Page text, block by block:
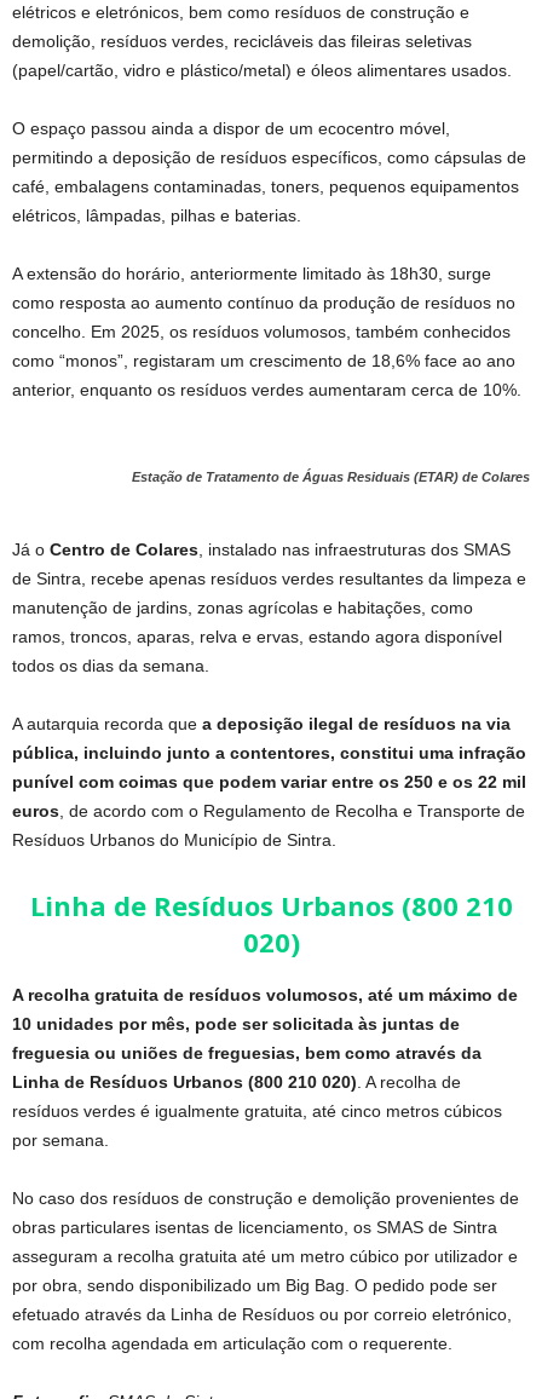
elétricos e eletrónicos, bem como resíduos de construção e
demolição, resíduos verdes, recicláveis das fileiras seletivas
(papel/cartão, vidro e plástico/metal) e óleos alimentares usados.
O espaço passou ainda a dispor de um ecocentro móvel,
permitindo a deposição de resíduos específicos, como cápsulas de
café, embalagens contaminadas, toners, pequenos equipamentos
elétricos, lâmpadas, pilhas e baterias.
A extensão do horário, anteriormente limitado às 18h30, surge
como resposta ao aumento contínuo da produção de resíduos no
concelho. Em 2025, os resíduos volumosos, também conhecidos
como “monos”, registaram um crescimento de 18,6% face ao ano
anterior, enquanto os resíduos verdes aumentaram cerca de 10%.
Estação de Tratamento de Águas Residuais (ETAR) de Colares
Já o Centro de Colares , instalado nas infraestruturas dos SMAS
de Sintra, recebe apenas resíduos verdes resultantes da limpeza e
manutenção de jardins, zonas agrícolas e habitações, como
ramos, troncos, aparas, relva e ervas, estando agora disponível
todos os dias da semana.
A autarquia recorda que a deposição ilegal de resíduos na via
pública, incluindo junto a contentores, constitui uma infração
punível com coimas que podem variar entre os 250 e os 22 mil
euros , de acordo com o Regulamento de Recolha e Transporte de
Resíduos Urbanos do Município de Sintra.
Linha de Resíduos Urbanos (800 210
020)
A recolha gratuita de resíduos volumosos, até um máximo de
10 unidades por mês, pode ser solicitada às juntas de
freguesia ou uniões de freguesias, bem como através da
Linha de Resíduos Urbanos (800 210 020) . A recolha de
resíduos verdes é igualmente gratuita, até cinco metros cúbicos
por semana.
No caso dos resíduos de construção e demolição provenientes de
obras particulares isentas de licenciamento, os SMAS de Sintra
asseguram a recolha gratuita até um metro cúbico por utilizador e
por obra, sendo disponibilizado um Big Bag. O pedido pode ser
efetuado através da Linha de Resíduos ou por correio eletrónico,
com recolha agendada em articulação com o requerente.